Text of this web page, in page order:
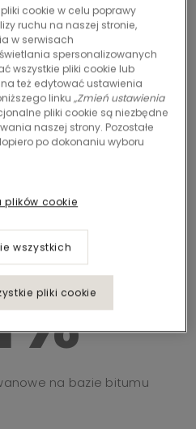
dźwięku i 25 % lepszą
na bazie bitumu
cookie w celu poprawy
ruchu na naszej stronie,
w serwisach
spersonalizowanych
wszystkie pliki cookie lub
też edytować ustawienia
linku„Zmień ustawienia
pliki cookie są niezbędne
naszej strony. Pozostałe
po dokonaniu wyboru
plików cookie
wszystkich
pliki cookie